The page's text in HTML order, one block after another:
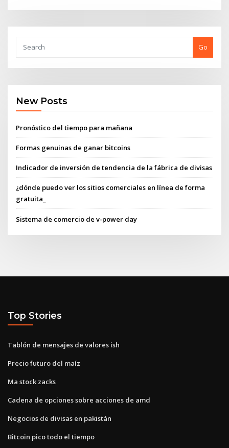
Go
New Posts
Pronóstico del tiempo para mañana
Formas genuinas de ganar bitcoins
Indicador de inversión de tendencia de la fábrica de divisas
¿dónde puedo ver los sitios comerciales en línea de forma
gratuita_
Sistema de comercio de v-power day
Top Stories
Tablón de mensajes de valores ish
Precio futuro del maíz
Ma stock zacks
Cadena de opciones sobre acciones de amd
Negocios de divisas en pakistán
Bitcoin pico todo el tiempo